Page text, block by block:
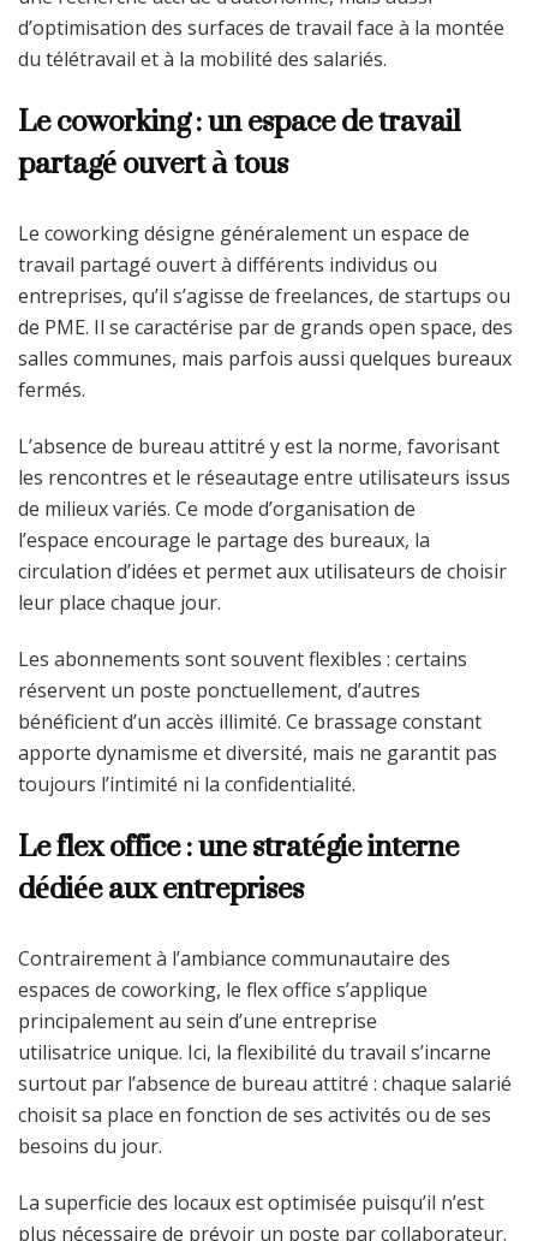
d’optimisation des surfaces de travail face à la montée
du télétravail et à la mobilité des salariés.
Le coworking : un espace de travail
partagé ouvert à tous
Le coworking désigne généralement un espace de
travail partagé ouvert à différents individus ou
entreprises, qu’il s’agisse de freelances, de startups ou
de PME. Il se caractérise par de grands open space, des
salles communes, mais parfois aussi quelques bureaux
fermés.
L’absence de bureau attitré y est la norme, favorisant
les rencontres et le réseautage entre utilisateurs issus
de milieux variés. Ce mode d’organisation de
l’espace encourage le partage des bureaux, la
circulation d’idées et permet aux utilisateurs de choisir
leur place chaque jour.
Les abonnements sont souvent flexibles : certains
réservent un poste ponctuellement, d’autres
bénéficient d’un accès illimité. Ce brassage constant
apporte dynamisme et diversité, mais ne garantit pas
toujours l’intimité ni la confidentialité.
Le flex office : une stratégie interne
dédiée aux entreprises
Contrairement à l’ambiance communautaire des
espaces de coworking, le flex office s’applique
principalement au sein d’une entreprise
utilisatrice unique. Ici, la flexibilité du travail s’incarne
surtout par l’absence de bureau attitré : chaque salarié
choisit sa place en fonction de ses activités ou de ses
besoins du jour.
La superficie des locaux est optimisée puisqu’il n’est
plus nécessaire de prévoir un poste par collaborateur.